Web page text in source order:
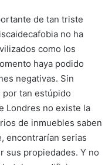
de tan triste
no ha
como los
haya podido
negativas. Sin
por tan estúpido
Londres no existe la
de inmuebles saben
encontrarían serias
sus propiedades. Y no